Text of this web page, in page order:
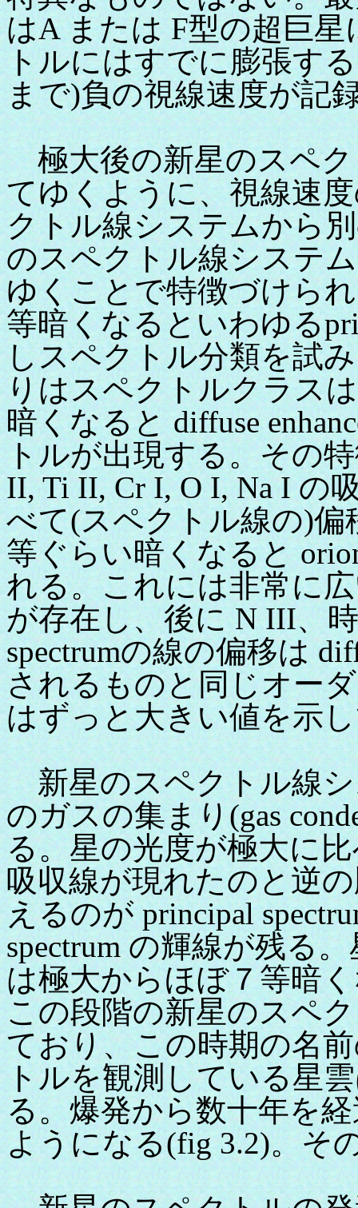
はA または F型の超巨
トルにはすでに膨張す
まで)負の視線速度が記
極大後の新星のスペク
てゆくように、視線速
クトル線システムから
のスペクトル線システ
ゆくことで特徴づけら
等暗くなるといわゆる
しスペクトル分類を試
りはスペクトルクラス
暗くなると diffuse
トルが出現する。その
II, Ti II, Cr I, O I, Na I の
べて(スペクトル線の)偏
等ぐらい暗くなると
れる。これには非常に
が存在し、後に N III、
spectrumの線の偏移は
されるものと同じオー
はずっと大きい値を示
新星のスペクトル線シ
のガスの集まり(gas
る。星の光度が極大に
吸収線が現れたのと逆
えるのが principal
spectrum の輝線が残る
は極大からほぼ７等暗
この段階の新星のスペ
ており、この時期の名
トルを観測している星
る。爆発から数十年を
ようになる(fig 3.2)。そ